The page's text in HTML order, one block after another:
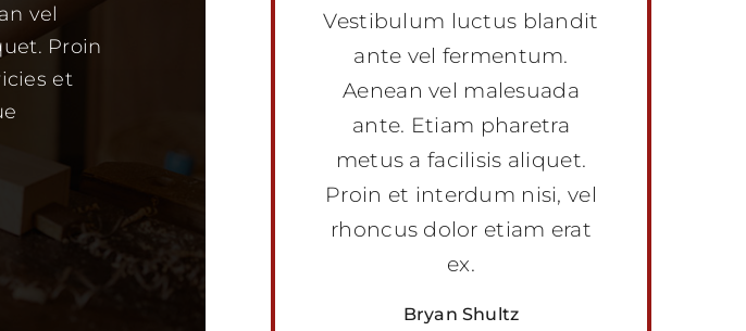
vel
Proin
et
Vestibulum luctus blandit
ante vel fermentum.
Aenean vel malesuada
ante. Etiam pharetra
metus a facilisis aliquet.
Proin et interdum nisi, vel
rhoncus dolor etiam erat
ex.
Bryan Shultz